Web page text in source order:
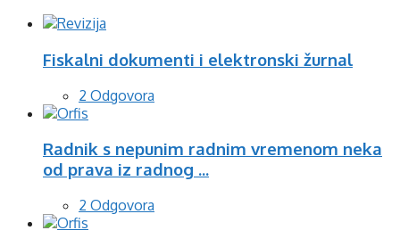
Fiskalni dokumenti i elektronski žurnal
2 Odgovora
Radnik s nepunim radnim vremenom neka
od prava iz radnog ...
2 Odgovora